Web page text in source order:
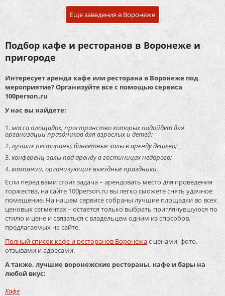
Еще заведения в Воронеже
Подбор кафе и ресторанов в Воронеже и
пригороде
Интересует аренда кафе или ресторана в Воронеже под
мероприятие? Организуйте все с помощью сервиса
100person.ru
У нас вы найдете:
масса площадок, пространство которых подойдет для
организации праздников для взрослых и детей;
лучшие рестораны, банкетные залы в аренду дешево;
конференц-залы под аренду в гостиницах недорого;
компании, организующие выездные праздники.
Если перед вами стоит задача – арендовать место для проведения
торжества, на сайте 100person.ru вы легко сможете снять удачное
помещение. На нашем сервисе собраны лучшие площадки во всех
ценовых сегментах – остается только выбрать приглянувшуюся по
стилю и цене и связаться с владельцем одним из способов,
предлагаемых на сайте.
Полный список кафе и ресторанов Воронежас ценами, фото,
отзывами и адресами.
А также, лучшие воронежские рестораны, кафе и бары на
любой вкус:
Кафе